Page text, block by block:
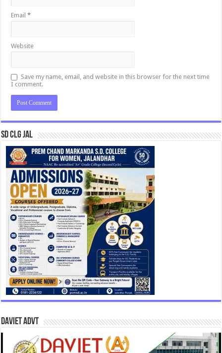
Email*
Website
Save my name, email, and website in this browser for the next time
I comment.
SD CLG JAL
DAVIET Advt